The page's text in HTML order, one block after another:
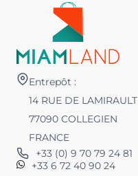
Entrepôt :
14 RUE DE LAMIRAULT
77090 COLLEGIEN
FRANCE
+33 (0) 9 70 79 24 81
+33 6 72 40 90 24